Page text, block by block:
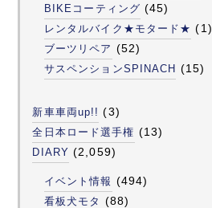
BIKEコーティング (45)
レンタルバイク★モタード★ (1)
ブーツリペア (52)
サスペンションSPINACH (15)
新車車両up!! (3)
全日本ロード選手権 (13)
DIARY (2,059)
イベント情報 (494)
看板犬モタ (88)